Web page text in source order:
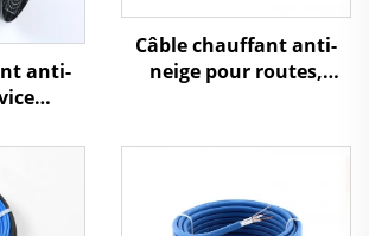
anti-
usine
Câble chauffant anti-
neige pour routes,